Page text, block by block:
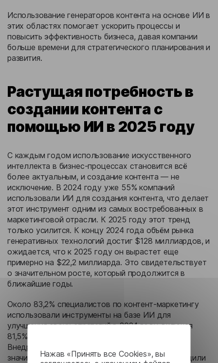
Нажав «Принять все Cookies», вы
Использование генераторов контента на основе ИИ в
этих областях помогает ускорить процессы и
повысить эффективность бизнеса, давая компании
больше времени для стратегического планирования и
развития.
Растущая потребность в
создании контента с
помощью ИИ в 2025 году
С каждым годом использование искусственного
интеллекта в бизнес-процессах становится всё
более актуальным, и создание контента — не
исключение. В 2024 году уже 55% компаний
использовали ИИ для создания контента, что делает
этот инструмент одним из самых востребованных в
маркетинговой отрасли. К 2025 году этот тренд
только усилится. К концу 2024 года объём рынка
генеративных технологий достиг $128 миллиардов, и
ожидается, что к 2025 году он вырастет еще
примерно на $22,2 миллиарда. Это свидетельствует
о значительном росте, который продолжится в
ближайшие годы.
Около 83,2% специалистов по контент-маркетингу
использовали инструменты на базе ИИ для
улучшения своих стратегий в 2024 году, включая
81,5% компаний B2B и 87,7% компаний B2C.
Внедрение таких технологий привело к
значительным результатам: 68% компаний сообщили